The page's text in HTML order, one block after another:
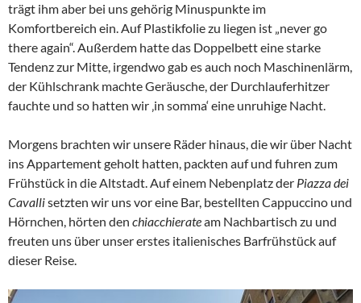
trägt ihm aber bei uns gehörig Minuspunkte im
Komfortbereich ein. Auf Plastikfolie zu liegen ist „never go
there again“. Außerdem hatte das Doppelbett eine starke
Tendenz zur Mitte, irgendwo gab es auch noch Maschinenlärm,
der Kühlschrank machte Geräusche, der Durchlauferhitzer
fauchte und so hatten wir ‚in somma‘ eine unruhige Nacht.
Morgens brachten wir unsere Räder hinaus, die wir über Nacht
ins Appartement geholt hatten, packten auf und fuhren zum
Frühstück in die Altstadt. Auf einem Nebenplatz der Piazza dei
Cavallisetzten wir uns vor eine Bar, bestellten Cappuccino und
Hörnchen, hörten den chiacchierateam Nachbartisch zu und
freuten uns über unser erstes italienisches Barfrühstück auf
dieser Reise.